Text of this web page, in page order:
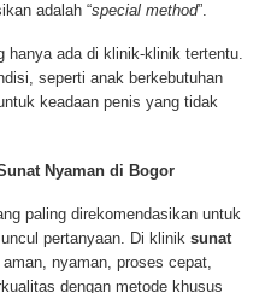
adalah “special method”.
hanya ada di klinik-klinik tertentu.
seperti anak berkebutuhan
keadaan penis yang tidak
Nyaman di Bogor
paling direkomendasikan untuk
pertanyaan. Di klinik sunat
nyaman, proses cepat,
dengan metode khusus